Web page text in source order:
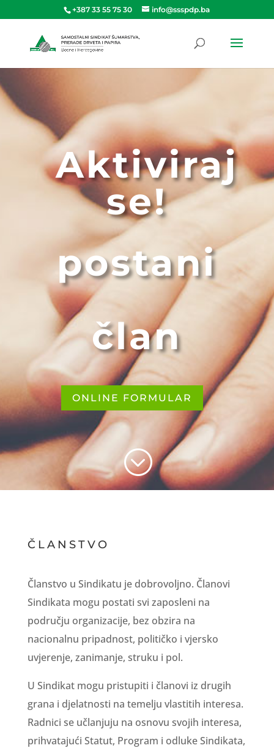
+387 33 55 75 30 info@ssspdp.ba
Aktiviraj
se!
postani
član
ONLINE FORMULAR
;
ČLANSTVO
Članstvo u Sindikatu je dobrovoljno. Članovi
Sindikata mogu postati svi zaposleni na
području organizacije, bez obzira na
nacionalnu pripadnost, političko i vjersko
uvjerenje, zanimanje, struku i pol.
U Sindikat mogu pristupiti i članovi iz drugih
grana i djelatnosti na temelju vlastitih interesa.
Radnici se učlanjuju na osnovu svojih interesa,
prihvatajući Statut, Program i odluke Sindikata,